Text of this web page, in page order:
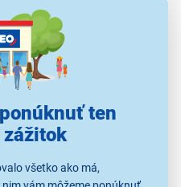
ten
všetko ako má,
€
všetky
Vysávače na všetky